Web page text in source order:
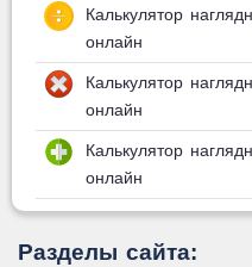
Калькулятор
онлайн
Калькулятор
онлайн
Калькулятор
онлайн
Разделы сайта: